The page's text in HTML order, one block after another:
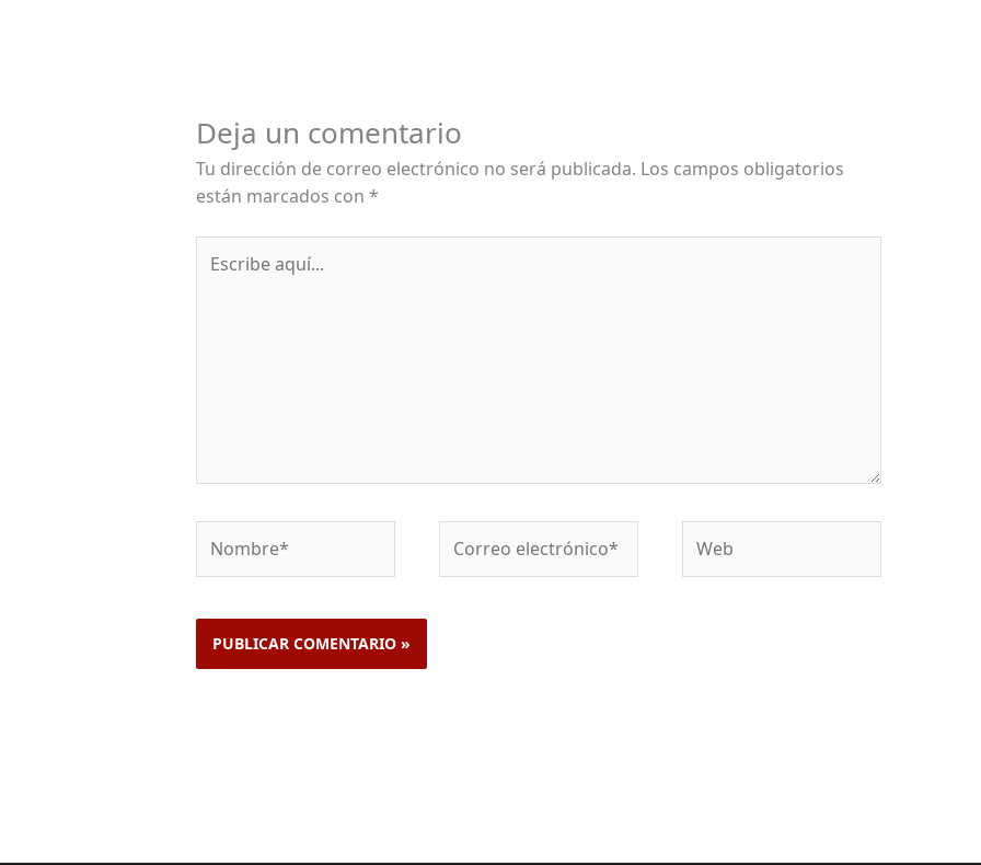
Deja un comentario
Tu dirección de correo electrónico no será publicada. Los campos obligatorios
están marcados con *
aquí...
electrónico*